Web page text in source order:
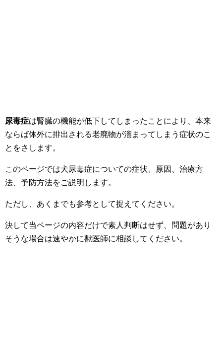
尿毒症は腎臓の機能が低下してしまったことにより、本来
ならば体外に排出される老廃物が溜まってしまう症状のこ
とをさします。
このページでは犬尿毒症についての症状、原因、治療方
法、予防方法をご説明します。
ただし、あくまでも参考として捉えてください。
決して当ページの内容だけで素人判断はせず、問題があり
そうな場合は速やかに獣医師に相談してください。